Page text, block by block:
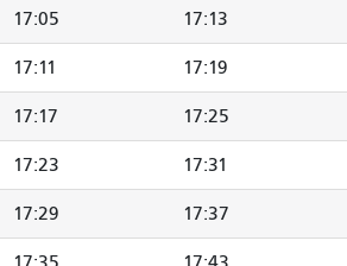
17:05 17:13
17:11 17:19
17:17 17:25
17:23 17:31
17:29 17:37